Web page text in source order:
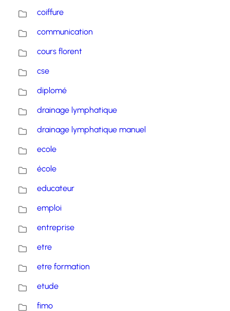
coiffure
communication
cours florent
cse
diplomé
drainage lymphatique
drainage lymphatique manuel
ecole
école
educateur
emploi
entreprise
etre
etre formation
etude
fimo